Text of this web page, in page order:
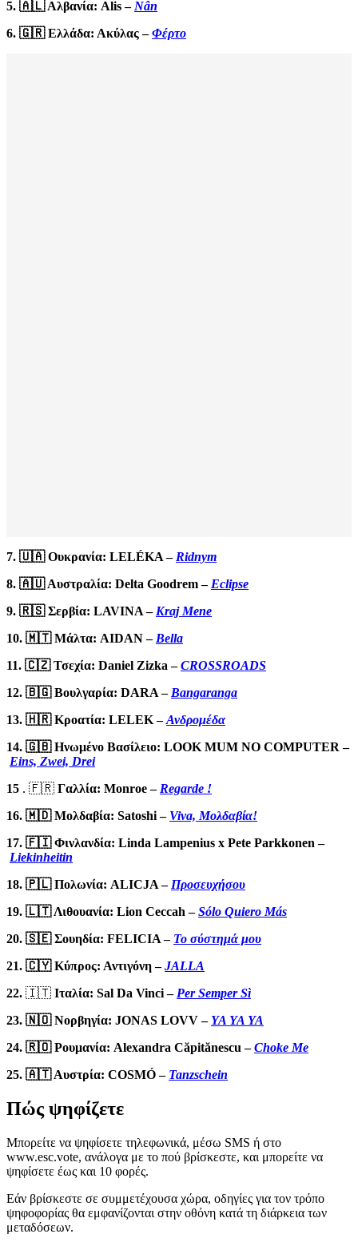
5. 🇦🇱 Αλβανία: Alis – Nân
6. 🇬🇷 Ελλάδα: Ακύλας –Φέρτο
7. 🇺🇦 Ουκρανία: LELÉKA – Ridnym
8. 🇦🇺 Αυστραλία: Delta Goodrem – Eclipse
9. 🇷🇸 Σερβία: LAVINA – Kraj Mene
10. 🇲🇹 Μάλτα: AIDAN – Bella
11. 🇨🇿 ​​Τσεχία: Daniel Zizka –CROSSROADS
12. 🇧🇬 Βουλγαρία: DARA – Bangaranga
13. 🇭🇷 Κροατία: LELEK –Ανδρομέδα
14. 🇬🇧 Ηνωμένο Βασίλειο: LOOK MUM NO COMPUTER –
Eins, Zwei, Drei
15 . 🇫🇷 Γαλλία: Monroe – Regarde !
16. 🇲🇩 Μολδαβία: Satoshi – Viva, Μολδαβία!
17. 🇫🇮 Φινλανδία: Linda Lampenius x Pete Parkkonen –
Liekinheitin
18. 🇵🇱 Πολωνία: ALICJA – Προσευχήσου
19. 🇱🇹 Λιθουανία: Lion Ceccah –Sólo Quiero Más
20. 🇸🇪 Σουηδία: FELICIA – Το σύστημά μου
21. 🇨🇾 Κύπρος: Αντιγόνη –JALLA
22. 🇮🇹 Ιταλία: Sal Da Vinci – Per SemperSì
23. 🇳🇴 Νορβηγία: JONAS LOVV – YA YA YA
24. 🇷🇴 Ρουμανία: Alexandra Căpitănescu –Choke Me
25. 🇦🇹 Αυστρία: COSMÓ – Tanzschein
Πώς ψηφίζετε
Μπορείτε να ψηφίσετε τηλεφωνικά, μέσω SMS ή στο
www.esc.vote, ανάλογα με το πού βρίσκεστε, και μπορείτε να
ψηφίσετε έως και 10 φορές.
Εάν βρίσκεστε σε συμμετέχουσα χώρα, οδηγίες για τον τρόπο
ψηφοφορίας θα εμφανίζονται στην οθόνη κατά τη διάρκεια των
μεταδόσεων.